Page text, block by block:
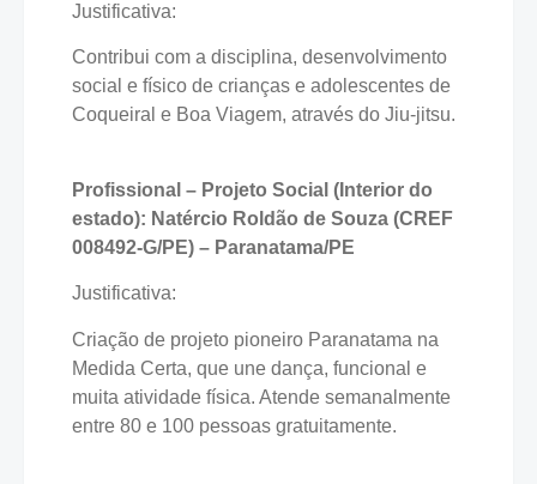
Justificativa:
Contribui com a disciplina, desenvolvimento
social e físico de crianças e adolescentes de
Coqueiral e Boa Viagem, através do Jiu-jitsu.
Profissional – Projeto Social (Interior do
estado): Natércio Roldão de Souza (CREF
008492-G/PE) – Paranatama/PE
Justificativa:
Criação de projeto pioneiro Paranatama na
Medida Certa, que une dança, funcional e
muita atividade física. Atende semanalmente
entre 80 e 100 pessoas gratuitamente.